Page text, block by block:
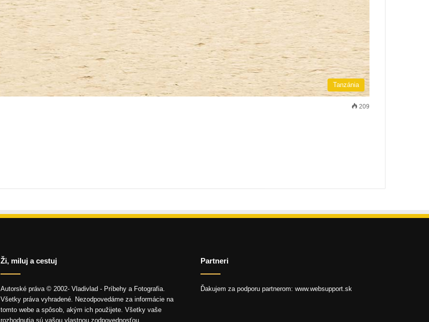
Tanzánia
209
Ži, miluj a cestuj
Autorské práva © 2002- Vladivlad - Príbehy a Fotografia.
Všetky práva vyhradené. Nezodpovedáme za informácie na
tomto webe a spôsob, akým ich použijete. Všetky vaše
rozhodnutia sú vašou vlastnou zodpovednosťou.
Partneri
Ďakujem za podporu partnerom: www.websupport.sk